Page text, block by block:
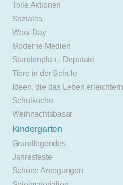
Tolle Aktionen
Soziales
Wow-Day
Moderne Medien
Stundenplan - Deputate
Tiere in der Schule
Ideen, die das Leben erleichtern
Schulküche
Weihnachtsbasar
Kindergarten
Grundlegendes
Jahresfeste
Schöne Anregungen